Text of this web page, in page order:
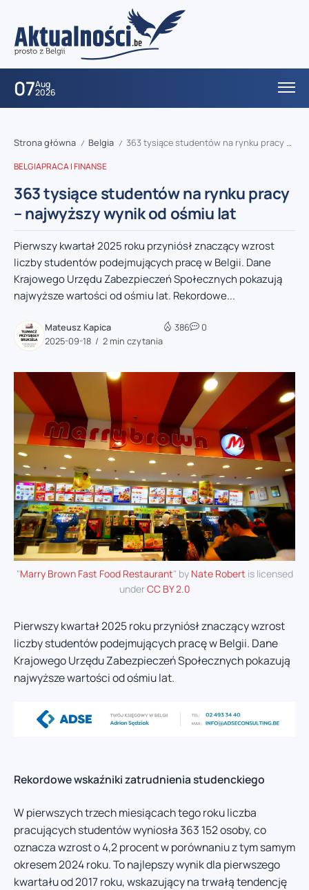
07Aug
2026
Strona główna / Belgia / 363 tysiące studentów na rynku pracy – najwyższy wynik od ośmiu lat
BELGIAPRACA I FINANSE
363 tysiące studentów na rynku pracy
– najwyższy wynik od ośmiu lat
Pierwszy kwartał 2025 roku przyniósł znaczący wzrost
liczby studentów podejmujących pracę w Belgii. Dane
Krajowego Urzędu Zabezpieczeń Społecznych pokazują
najwyższe wartości od ośmiu lat. Rekordowe...
Mateusz Kapica
2025-09-18
2 min czytania
386 0
"Marry Brown Fast Food Restaurant" by Nate Robert is licensed
underCC BY 2.0
Pierwszy kwartał 2025 roku przyniósł znaczący wzrost
liczby studentów podejmujących pracę w Belgii. Dane
Krajowego Urzędu Zabezpieczeń Społecznych pokazują
najwyższe wartości od ośmiu lat.
Rekordowe wskaźniki zatrudnienia studenckiego
W pierwszych trzech miesiącach tego roku liczba
pracujących studentów wyniosła 363 152 osoby, co
oznacza wzrost o 4,2 procent w porównaniu z tym samym
okresem 2024 roku. To najlepszy wynik dla pierwszego
kwartału od 2017 roku, wskazujący na trwałą tendencję